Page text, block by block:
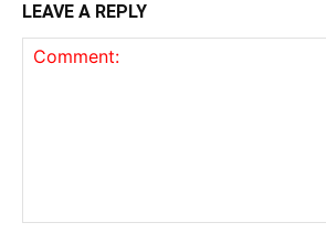
LEAVE A REPLY